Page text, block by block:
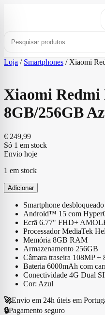
Loja / Smartphones / Xiaomi
Xiaomi Redmi
8GB/256GB
€ 249,99
Só 1 em stock
Envio hoje
1 em stock
Adicionar
Smartphone desbloqueado
Android™ 15 com
Ecrã 6.77" FHD+
Processador MediaTek
Memória 8GB RAM
Armazenamento 256GB
Câmara traseira 108MP +
Bateria 6000mAh com
Conectividade 4G Dual
Cor: Azul
🚀Envio em 24h úteis em
🔒Pagamento seguro